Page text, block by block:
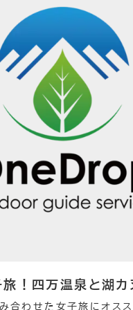
！四万温泉と湖
合わせた女子旅にオス